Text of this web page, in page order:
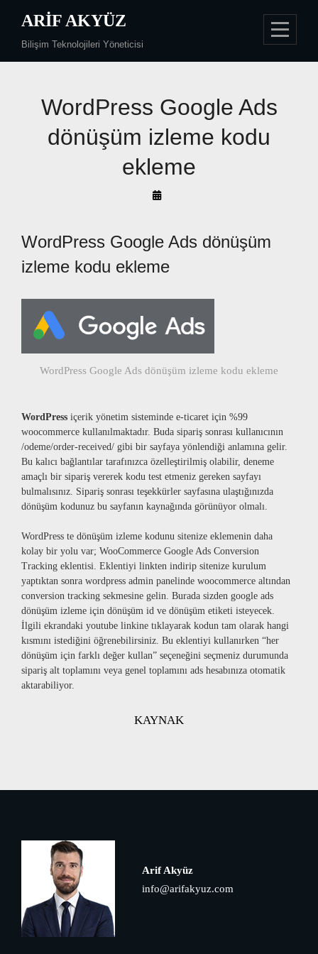
content
ARIF AKYÜZ
Bilişim Teknolojileri Yöneticisi
WordPress Google Ads
dönüşüm izleme kodu
ekleme
By
WordPress Google Ads dönüşüm
izleme kodu ekleme
WordPress Google Ads dönüşüm izleme kodu ekleme
WordPress içerik yönetim sisteminde e-ticaret için %99
woocommerce kullanılmaktadır. Buda sipariş sonrası kullanıcının
/odeme/order-received/ gibi bir sayfaya yönlendiği anlamına gelir.
Bu kalıcı bağlantılar tarafınızca özelleştirilmiş olabilir, deneme
amaçlı bir sipariş vererek kodu test etmeniz gereken sayfayı
bulmalısınız. Sipariş sonrası teşekkürler sayfasına ulaştığınızda
dönüşüm kodunuz bu sayfanın kaynağında görünüyor olmalı.
WordPress te dönüşüm izleme kodunu sitenize eklemenin daha
kolay bir yolu var; WooCommerce Google Ads Conversion
Tracking eklentisi. Eklentiyi linkten indirip sitenize kurulum
yaptıktan sonra wordpress admin panelinde woocommerce altından
conversion tracking sekmesine gelin. Burada sizden google ads
dönüşüm izleme için dönüşüm id ve dönüşüm etiketi isteyecek.
İlgili ekrandaki youtube linkine tıklayarak kodun tam olarak hangi
kısmını istediğini öğrenebilirsiniz. Bu eklentiyi kullanırken “her
dönüşüm için farklı değer kullan” seçeneğini seçmeniz durumunda
sipariş alt toplamını veya genel toplamını ads hesabınıza otomatik
aktarabiliyor.
KAYNAK
Arif Akyüz
info@arifakyuz.com